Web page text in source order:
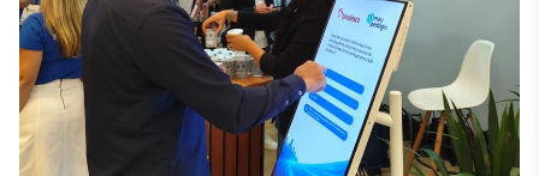
Datafeed
APIs para
integração de
conteúdos e
dados
Broadcast